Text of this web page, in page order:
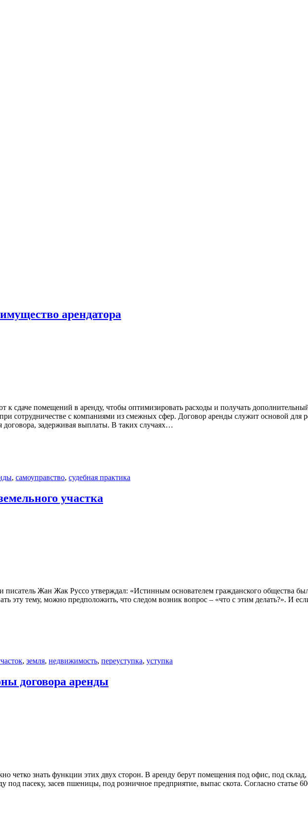
арендатора
сдаче помещений в аренду, чтобы оптимизировать расходы и получать
сотрудничестве с компаниями из смежных сфер. Договор аренды служит основой для
задерживая выплаты. В таких случаях…
, самоуправство, судебная практика
участка
писатель Жан Жак Руссо утверждал: «Истинным основателем гражданского общества
эту тему, можно предположить, что следом возник вопрос – «что с этим делать?». И
, земля, недвижимость, переуступка, уступка
договора аренды
четко знать функции этих двух сторон. В аренду берут помещения под офис, под
под пасеку, засев пшеницы, под розничное предприятие, выпас скота. Согласно статье